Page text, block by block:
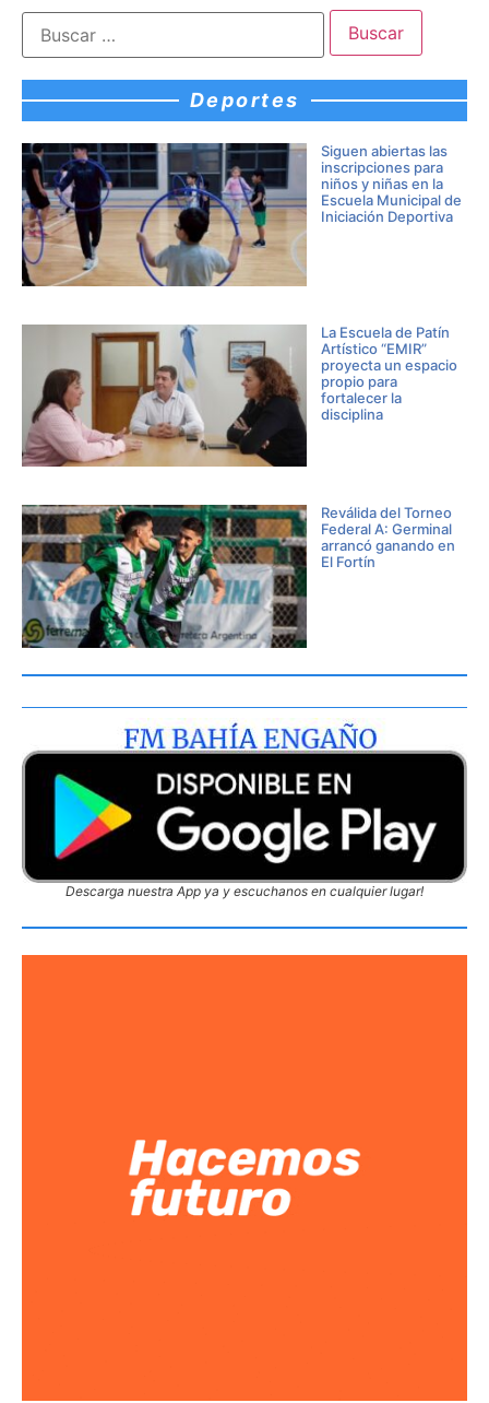
Deportes
Siguen abiertas las
inscripciones para
niños y niñas en la
Escuela Municipal de
Iniciación Deportiva
La Escuela de Patín
Artístico “EMIR”
proyecta un espacio
propio para
fortalecer la
disciplina
Reválida del Torneo
Federal A: Germinal
arrancó ganando en
El Fortín
Descarga nuestra App ya y escuchanos en cualquier lugar!